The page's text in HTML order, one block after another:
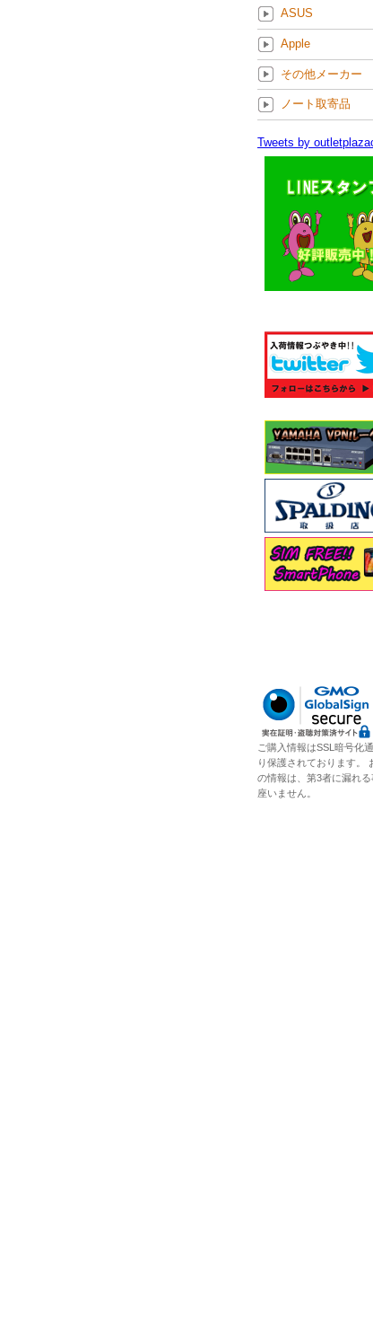
ASUS
Apple
その他メーカー
ノート取寄品
Tweets by
ご購入情報はSSL暗号化
り保護されております。
の情報は、第3者に漏れ
座いません。